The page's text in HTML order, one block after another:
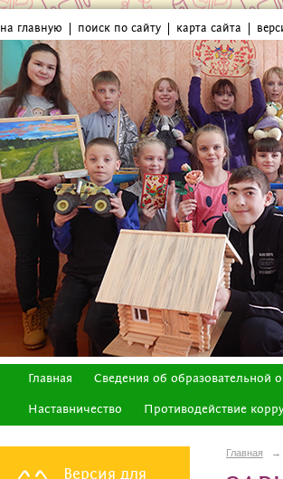
на главную поиск по сайту карта сайта
Главная Сведения об образовательной
Наставничество Противодействие
Версия для
Главная →